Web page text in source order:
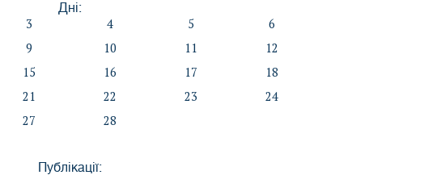
Дні:
3 4 5
6
9 10 11
12
15 16 17
18
21 22 23
24
27 28
Публікації: